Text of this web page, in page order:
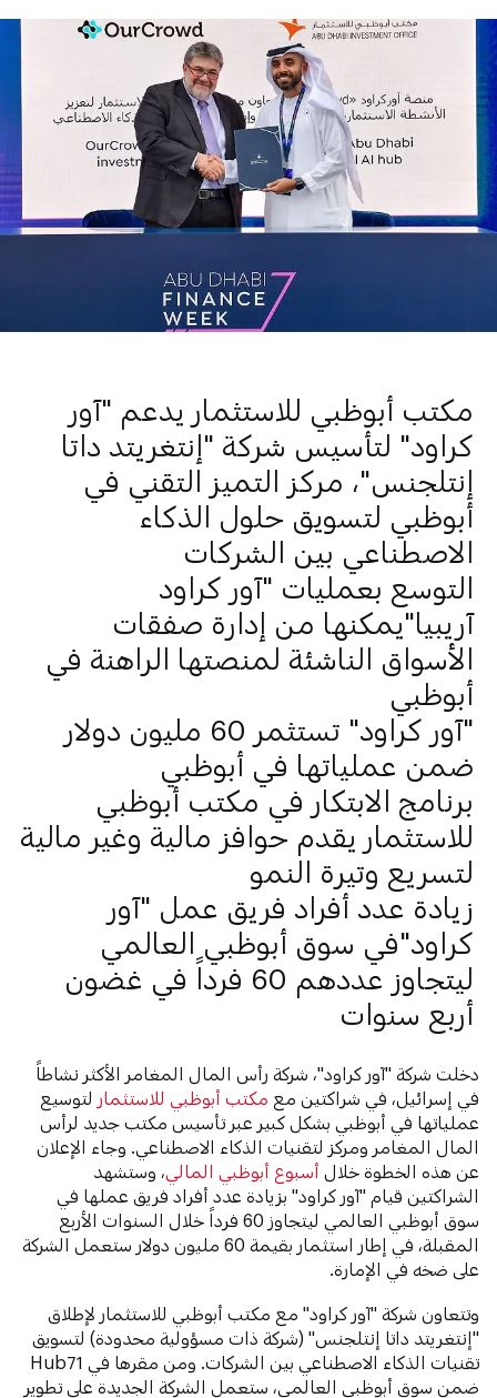
مكتب أبوظبي للاستثمار يدعم "آور
كراود" لتأسيس شركة "إنتغريتد داتا
إنتلجنس"، مركز التميز التقني في
أبوظبي لتسويق حلول الذكاء
الاصطناعي بين الشركات
التوسع بعمليات "آور كراود
آريبيا"يمكنها من إدارة صفقات
الأسواق الناشئة لمنصتها الراهنة في
أبوظبي
"آور كراود" تستثمر 60 مليون دولار
ضمن عملياتها في أبوظبي
برنامج الابتكار في مكتب أبوظبي
للاستثمار يقدم حوافز مالية وغير مالية
لتسريع وتيرة النمو
زيادة عدد أفراد فريق عمل "آور
كراود"في سوق أبوظبي العالمي
ليتجاوز عددهم 60 فرداً في غضون
أربع سنوات
دخلت شركة "آور كراود"، شركة رأس المال المغامر الأكثر نشاطاً
في إسرائيل، في شراكتين مع مكتب أبوظبي للاستثمارلتوسيع
عملياتها في أبوظبي بشكل كبير عبر تأسيس مكتب جديد لرأس
المال المغامر ومركز لتقنيات الذكاء الاصطناعي. وجاء الإعلان
عن هذه الخطوة خلال أسبوع أبوظبي المالي ، وستشهد
الشراكتين قيام "آور كراود" بزيادة عدد أفراد فريق عملها في
سوق أبوظبي العالمي ليتجاوز 60 فرداً خلال السنوات الأربع
المقبلة، في إطار استثمار بقيمة 60 مليون دولار ستعمل الشركة
على ضخه في الإمارة.
وتتعاون شركة "آور كراود" مع مكتب أبوظبي للاستثمار لإطلاق
"إنتغريتد داتا إنتلجنس" (شركة ذات مسؤولية محدودة) لتسويق
تقنيات الذكاء الاصطناعي بين الشركات. ومن مقرها في Hub71
ضمن سوق أبوظبي العالمي، ستعمل الشركة الجديدة على تطوير